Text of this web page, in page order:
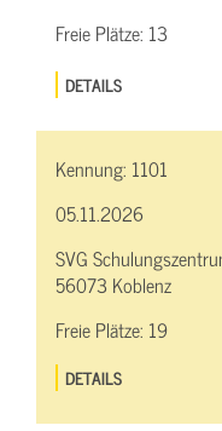
Freie Plätze: 13
DETAILS
Kennung: 1101
05.11.2026
SVG
56073 Koblenz
Freie Plätze: 19
DETAILS